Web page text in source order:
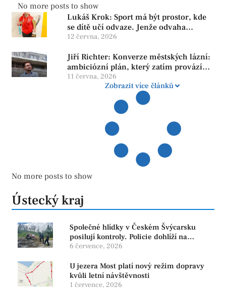
No more posts to show
Lukáš Krok: Sport má být prostor, kde
se dítě učí odvaze. Jenže odvaha
neroste tam, kde se bojí udělat chybu.
12 června, 2026
Jiří Richter: Konverze městských lázní:
ambiciózní plán, který zatím provází
více otazníků než jistot
11 června, 2026
Zobrazit více článků
No more posts to show
Ústecký kraj
Společné hlídky v Českém Švýcarsku
posilují kontroly. Policie dohlíží na
bezpečnost i ochranu přírody
6 července, 2026
U jezera Most platí nový režim dopravy
kvůli letní návštěvnosti
1 července, 2026